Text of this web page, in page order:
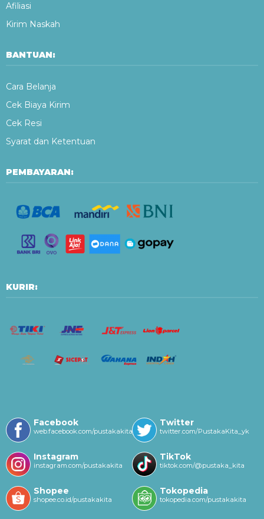
Afiliasi
Kirim Naskah
BANTUAN:
Cara Belanja
Cek Biaya Kirim
Cek Resi
Syarat dan Ketentuan
PEMBAYARAN:
KURIR:
Facebook
web.facebook.com/pustakakitayk/
Twitter
twitter.com/PustakaKita_yk
Instagram
instagram.com/pustakakita
TikTok
tiktok.com/@pustaka_kita
Shopee
shopee.co.id/pustakakita
Tokopedia
tokopedia.com/pustakakita